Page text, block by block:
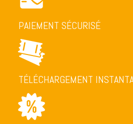
PAIEMENT SÉCURISÉ
TÉLÉCHARGEMENT